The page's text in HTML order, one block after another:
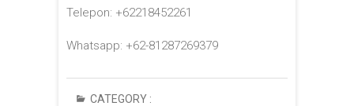
Telepon: +62218452261
Whatsapp: +62-81287269379
CATEGORY :